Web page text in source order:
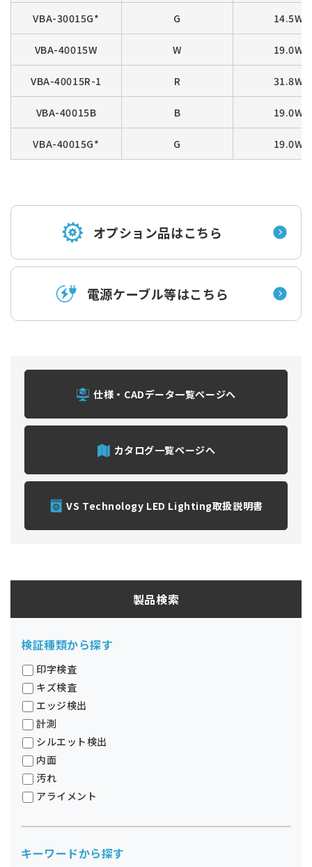
VBA-30015G* G 14.5W
VBA-40015W W 19.0W
VBA-40015R-1 R 31.8W
VBA-40015B B 19.0W
VBA-40015G* G 19.0W
オプション品はこちら
電源ケーブル等はこちら
仕様・CADデータ一覧ページへ
カタログ一覧ページへ
VS Technology LED Lighting取扱説明書
製品検索
検証種類から探す
印字検査
キズ検査
エッジ検出
計測
シルエット検出
内面
汚れ
アライメント
キーワードから探す